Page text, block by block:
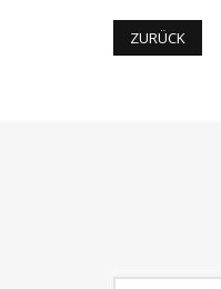
ZURÜCK